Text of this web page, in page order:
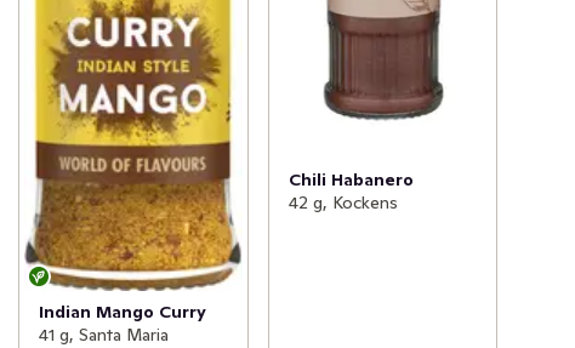
Indian Mango Curry
41 g, Santa Maria
Chili Habanero
42 g, Kockens